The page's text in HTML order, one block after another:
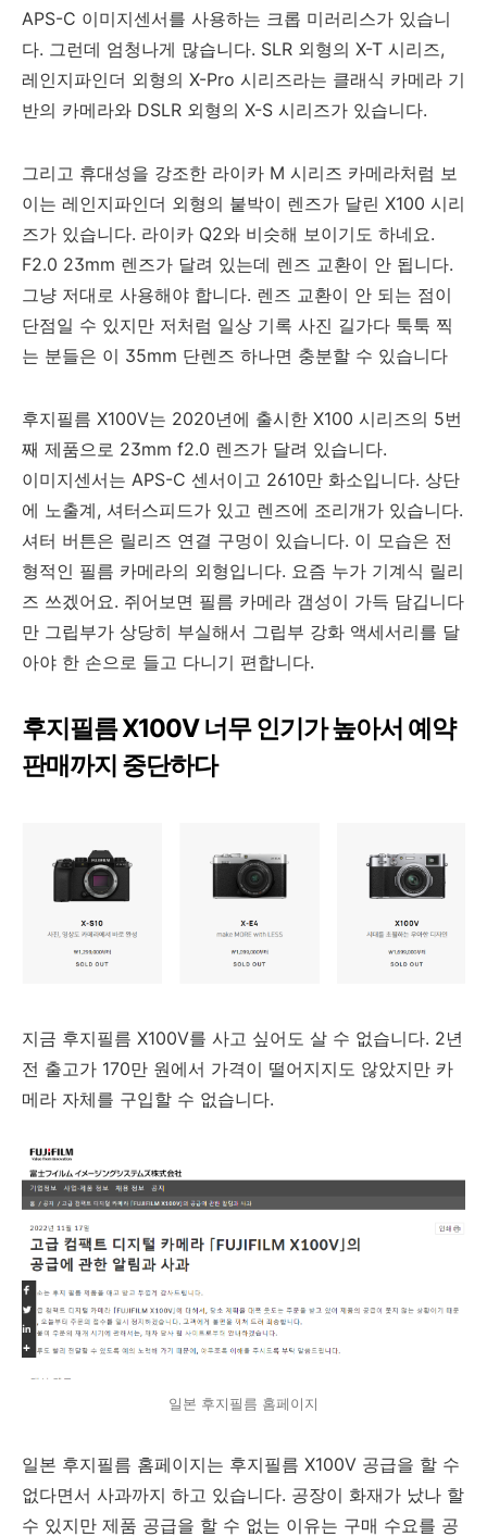
APS-C 이미지센서를 사용하는 크롭 미러리스가 있습니
다. 그런데 엄청나게 많습니다. SLR 외형의 X-T 시리즈,
레인지파인더 외형의 X-Pro 시리즈라는 클래식 카메라 기
반의 카메라와 DSLR 외형의 X-S 시리즈가 있습니다.
그리고 휴대성을 강조한 라이카 M 시리즈 카메라처럼 보
이는 레인지파인더 외형의 붙박이 렌즈가 달린 X100 시리
즈가 있습니다. 라이카 Q2와 비슷해 보이기도 하네요.
F2.0 23mm 렌즈가 달려 있는데 렌즈 교환이 안 됩니다.
그냥 저대로 사용해야 합니다. 렌즈 교환이 안 되는 점이
단점일 수 있지만 저처럼 일상 기록 사진 길가다 툭툭 찍
는 분들은 이 35mm 단렌즈 하나면 충분할 수 있습니다
후지필름 X100V는 2020년에 출시한 X100 시리즈의 5번
째 제품으로 23mm f2.0 렌즈가 달려 있습니다.
이미지센서는 APS-C 센서이고 2610만 화소입니다. 상단
에 노출계, 셔터스피드가 있고 렌즈에 조리개가 있습니다.
셔터 버튼은 릴리즈 연결 구멍이 있습니다. 이 모습은 전
형적인 필름 카메라의 외형입니다. 요즘 누가 기계식 릴리
즈 쓰겠어요. 쥐어보면 필름 카메라 갬성이 가득 담깁니다
만 그립부가 상당히 부실해서 그립부 강화 액세서리를 달
아야 한 손으로 들고 다니기 편합니다.
후지필름 X100V 너무 인기가 높아서 예약
판매까지 중단하다
지금 후지필름 X100V를 사고 싶어도 살 수 없습니다. 2년
전 출고가 170만 원에서 가격이 떨어지지도 않았지만 카
메라 자체를 구입할 수 없습니다.
일본 후지필름 홈페이지
일본 후지필름 홈페이지는 후지필름 X100V 공급을 할 수
없다면서 사과까지 하고 있습니다. 공장이 화재가 났나 할
수 있지만 제품 공급을 할 수 없는 이유는 구매 수요를 공